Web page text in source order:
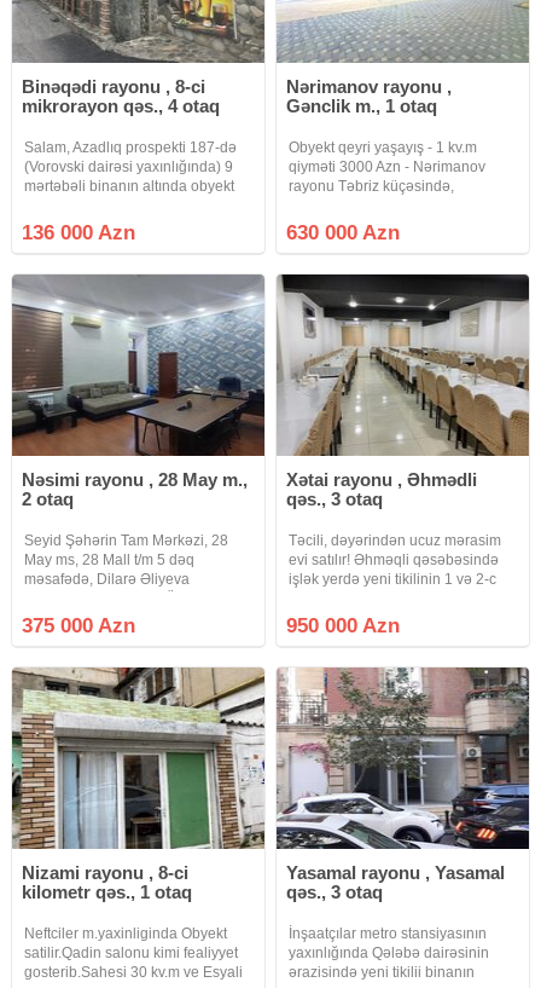
Binəqədi rayonu , 8-ci
mikrorayon qəs., 4 otaq
Salam, Azadlıq prospekti 187-də
(Vorovski dairəsi yaxınlığında) 9
mərtəbəli binanın altında obyekt
hal hazırda PUB kimi
fəaliyyətdədir. 1 zal, 3 kabinet,
136 000 Azn
Nərimanov rayonu ,
Gənclik m., 1 otaq
Obyekt qeyri yaşayış - 1 kv.m
qiyməti 3000 Azn - Nərimanov
rayonu Təbriz küçəsində,
binasında 2-ci mərtəbədə yerləşir.
Girişi ayrıcadır. Sahəsi 209 kv.m,
630 000 Azn
Nəsimi rayonu , 28 May m.,
2 otaq
Seyid Şəhərin Tam Mərkəzi, 28
May ms, 28 Mall t/m 5 dəq
məsafədə, Dilarə Əliyeva
sahəsi 60 kv/m. Mərtəbə 1/3.
Təmirlidir. Geniş 1 zalı, əlavə 1
mebel ilə,
375 000 Azn
Xətai rayonu , Əhmədli
qəs., 3 otaq
Təcili, dəyərindən ucuz mərasim
evi satılır! Əhməqli qəsəbəsində
işlək yerdə yeni tikilinin 1 və 2-c
kv.m, əla təmirli, qeyri-yaşayış
çıxarışlı, işlək mərasim evi satılır.
950 000 Azn
Nizami rayonu , 8-ci
kilometr qəs., 1 otaq
Neftciler m.yaxinliginda Obyekt
satilir.Qadin salonu kimi fealiyyet
gosterib.Sahesi 30 kv.m ve Esyali
Yasamal rayonu , Yasamal
qəs., 3 otaq
İnşaatçılar metro stansiyasının
yaxınlığında Qələbə dairəsinin
ərazisində yeni tikilii binanın